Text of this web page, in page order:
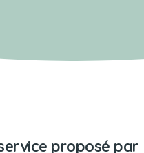
proposé par